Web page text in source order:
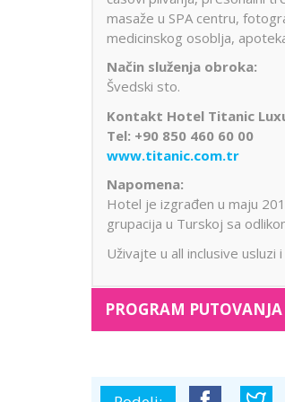
masaže u SPA centru,
medicinskog osoblja,
Način služenja obroka:
Švedski sto.
Kontakt Hotel Titanic
Tel: +90 850 460 60 00
www.titanic.com.tr
Napomena:
Hotel je izgrađen u maju
grupacija u Turskoj sa
Uživajte u all inclusive
PROGRAM PUTOVANJA